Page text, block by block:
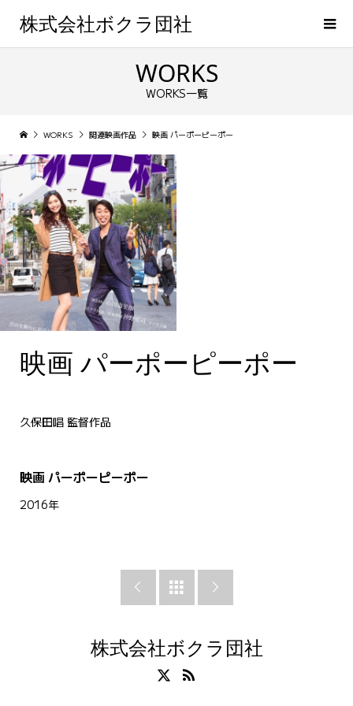
株式会社ボクラ団社
WORKS
WORKS一覧
WORKS 関連映画作品 映画 パーポーピーポー
映画 パーポーピーポー
映画 パーポーピーポー
久保田唱 監督作品
映画 パーポーピーポー
2016年
  
株式会社ボクラ団社